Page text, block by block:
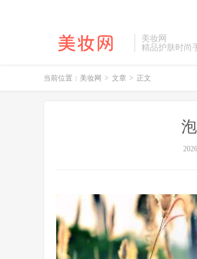
美妆网
精品护肤时尚
当前位置： 美妆网 > 文章 > 正文